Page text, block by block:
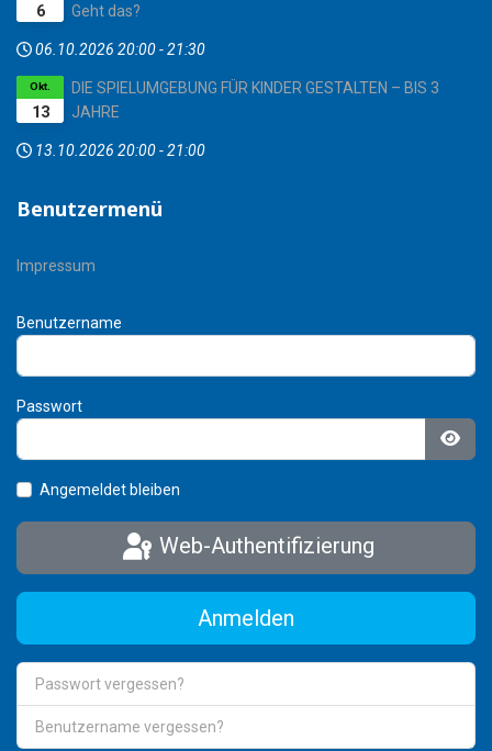
6
Geht das?
06.10.2026 20:00-21:30
13
Okt.
DIE SPIELUMGEBUNG FÜR KINDER GESTALTEN – BIS 3
JAHRE
13.10.2026 20:00-21:00
Benutzermenü
Impressum
Benutzername
Passwort
Angemeldet bleiben
Web-Authentifizierung
Anmelden
Passwort vergessen?
Benutzername vergessen?